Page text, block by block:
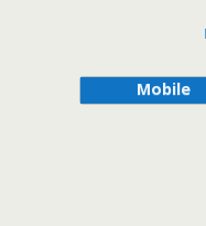
Mobile